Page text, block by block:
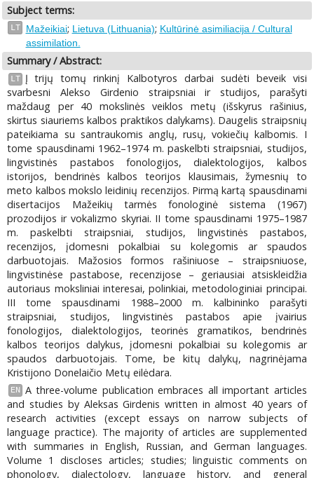
Subject terms:
LT Mažeikiai; Lietuva (Lithuania); Kultūrinė asimiliacija / Cultural
assimilation.
Summary / Abstract:
LT
Į trijų tomų rinkinį Kalbotyros darbai sudėti beveik visi
svarbesni Alekso Girdenio straipsniai ir studijos, parašyti
maždaug per 40 mokslinės veiklos metų (išskyrus rašinius,
skirtus siauriems kalbos praktikos dalykams). Daugelis straipsnių
pateikiama su santraukomis anglų, rusų, vokiečių kalbomis. I
tome spausdinami 1962–1974 m. paskelbti straipsniai, studijos,
lingvistinės pastabos fonologijos, dialektologijos, kalbos
istorijos, bendrinės kalbos teorijos klausimais, žymesnių to
meto kalbos mokslo leidinių recenzijos. Pirmą kartą spausdinami
disertacijos Mažeikių tarmės fonologinė sistema (1967)
prozodijos ir vokalizmo skyriai. II tome spausdinami 1975–1987
m. paskelbti straipsniai, studijos, lingvistinės pastabos,
recenzijos, įdomesni pokalbiai su kolegomis ar spaudos
darbuotojais. Mažosios formos rašiniuose – straipsniuose,
lingvistinėse pastabose, recenzijose – geriausiai atsiskleidžia
autoriaus moksliniai interesai, polinkiai, metodologiniai principai.
III tome spausdinami 1988–2000 m. kalbininko parašyti
straipsniai, studijos, lingvistinės pastabos apie įvairius
fonologijos, dialektologijos, teorinės gramatikos, bendrinės
kalbos teorijos dalykus, įdomesni pokalbiai su kolegomis ar
spaudos darbuotojais. Tome, be kitų dalykų, nagrinėjama
Kristijono Donelaičio Metų eilėdara.
EN
A three-volume publication embraces all important articles
and studies by Aleksas Girdenis written in almost 40 years of
research activities (except essays on narrow subjects of
language practice). The majority of articles are supplemented
with summaries in English, Russian, and German languages.
Volume 1 discloses articles; studies; linguistic comments on
phonology, dialectology, language history, and general